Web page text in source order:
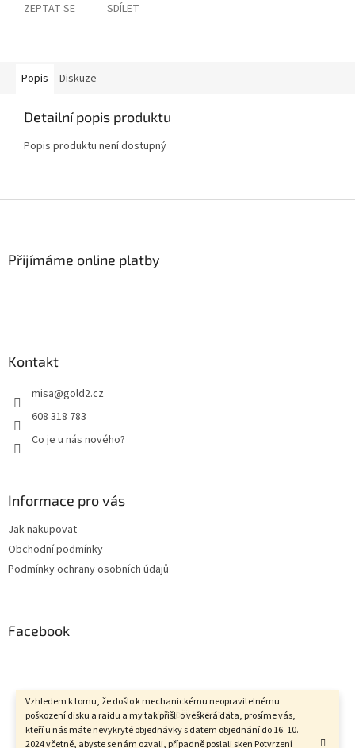
Vzhledem k tomu, že došlo k mechanickému neopravitelnému
poškození disku a raidu a my tak přišli o veškerá data, prosíme vás,
kteří u nás máte nevykryté objednávky s datem objednání do 16. 10.
2024 včetně, abyste se nám ozvali, případně poslali sken Potvrzení
ZEPTAT SE SDÍLET
Popis Diskuze
Detailní popis produktu
Popis produktu není dostupný
Přijímáme online platby
Kontakt
misa@gold2.cz
608 318 783
Co je u nás nového?
Informace pro vás
Jak nakupovat
Obchodní podmínky
Podmínky ochrany osobních údajů
Facebook
Vytvořil Shoptet